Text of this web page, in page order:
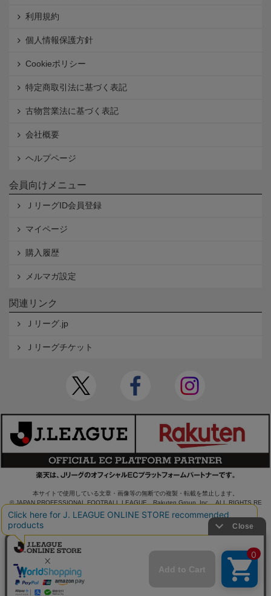
利用規約
個人情報保護方針
Cookieポリシー
特定商取引法に基づく表記
古物営業法に基づく表記
会社概要
ヘルプページ
会員向けメニュー
ＪリーグID会員登録
マイページ
購入履歴
メルマガ設定
関連リンク
Ｊリーグ.jp
Ｊリーグチケット
本サイトで使用している文章・画像等の無断での複製・転載を禁止します。
© JAPAN PROFESSIONAL FOOTBALL LEAGUE Rakuten Group, Inc. ALL RIGHTS RE
SERVED.